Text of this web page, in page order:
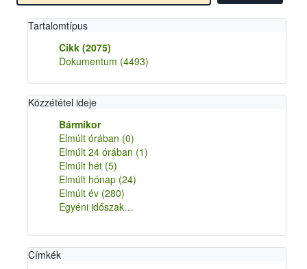
Tartalomtípus
Cikk (2075)
Dokumentum (4493)
Közzététel ideje
Bármikor
Elmúlt órában (0)
Elmúlt 24 órában (1)
Elmúlt hét (5)
Elmúlt hónap (24)
Elmúlt év (280)
Egyéni időszak…
Címkék